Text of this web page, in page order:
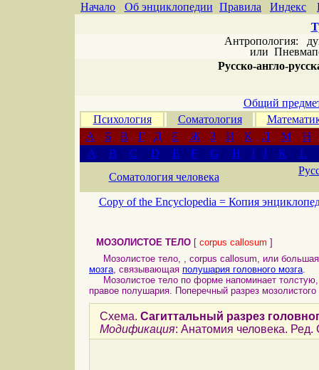
Начало Об энциклопедии Правила Индекс
Антропология:
или
Русско-англо-
Общий
Психология
Соматология
А
Б В Г Д Е Ж З И К Л М
Н
A
B C D E F G H I J K
L
Соматология человека
Copy of the Encyclopedia = Копия
МОЗОЛИСТОЕ ТЕЛО [ corpus callosum ]
Мозолистое тело, , corpus callosum, или большая
мозга, связывающая полушария головного мозга.
Мозолистое тело по форме напоминает
правое полушария. Поперечный разрез
Схема. Сагиттальный разрез
Модификация: Анатомия человека.